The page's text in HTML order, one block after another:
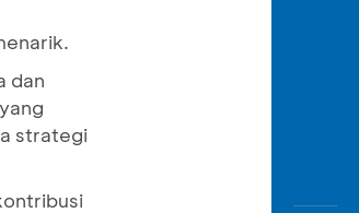
dan
strategi